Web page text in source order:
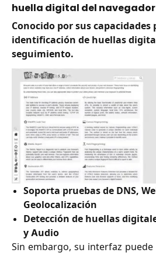
huella digital del navegador
Conocido por sus capacidades
identificación de huellas
seguimiento.
Soporta pruebas de DNS,
Geolocalización
Detección de huellas
y Audio
Sin embargo, su interfaz